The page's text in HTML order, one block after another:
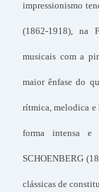
impressionismo
(1862-1918), na
musicais com a
maior ênfase do
rítmica, melodica e
forma intensa e
SCHOENBERG
clássicas de